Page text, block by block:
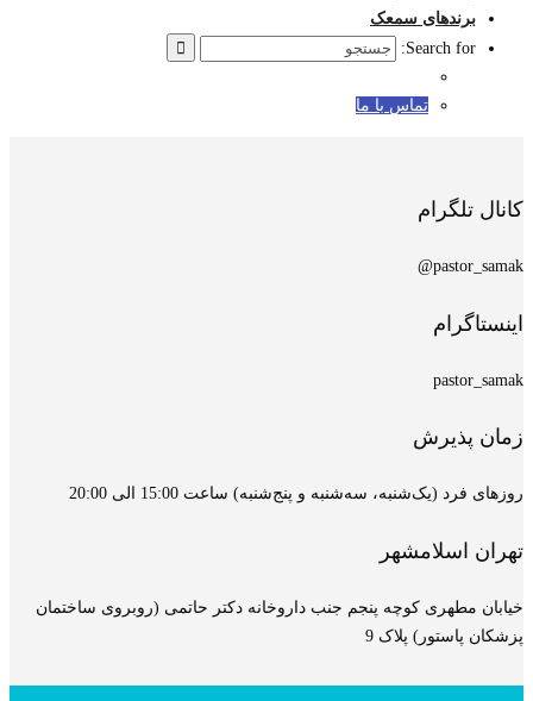
برندهای سمعک
Search for:
تماس با ما
کانال تلگرام
pastor_samak@
اینستاگرام
pastor_samak
زمان پذیرش
روزهای فرد (یک‌شنبه، سه‌شنبه و پنج‌شنبه) ساعت 15:00 الی 20:00
تهران اسلامشهر
خیابان مطهری کوچه پنجم جنب داروخانه دکتر حاتمی (روبروی ساختمان
پزشکان پاستور) پلاک 9